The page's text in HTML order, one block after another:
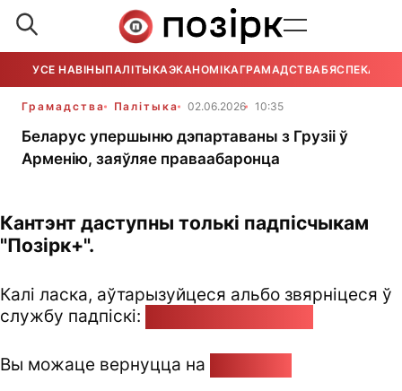
УСЕ НАВІНЫПАЛІТЫКАЭКАНОМІКАГРАМАДСТВАБЯСПЕКА
Грамадства Палітыка 02.06.2026 10:35
Беларус упершыню дэпартаваны з Грузіі ў
Арменію, заяўляе праваабаронца
Кантэнт даступны толькі падпісчыкам
"Позірк+".
Калі ласка, аўтарызуйцеся альбо звярніцеся ў
службу падпіскі:
Вы можаце вернуцца на